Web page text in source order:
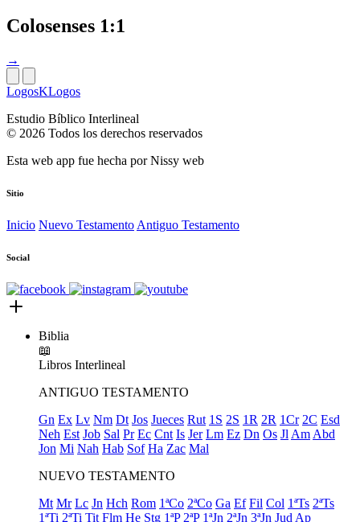
Colosenses 1:1
→
LogosKLogos
Estudio Bíblico Interlineal
© 2026 Todos los derechos reservados
Esta web app fue hecha porNissy web
Sitio
Inicio Nuevo Testamento Antiguo Testamento
Social
Biblia
📖
Libros Interlineal
ANTIGUO TESTAMENTO
Gn Ex Lv Nm Dt Jos Jueces Rut 1S 2S 1R 2R 1Cr 2C Esd
Neh Est Job Sal Pr Ec Cnt Is Jer Lm Ez Dn Os Jl Am Abd
Jon Mi Nah Hab Sof Ha Zac Mal
NUEVO TESTAMENTO
Mt Mr Lc Jn Hch Rom 1ªCo 2ªCo Ga Ef Fil Col 1ªTs 2ªTs
1ªTi 2ªTi Tit Flm He Stg 1ªP 2ªP 1ªJn 2ªJn 3ªJn Jud Ap